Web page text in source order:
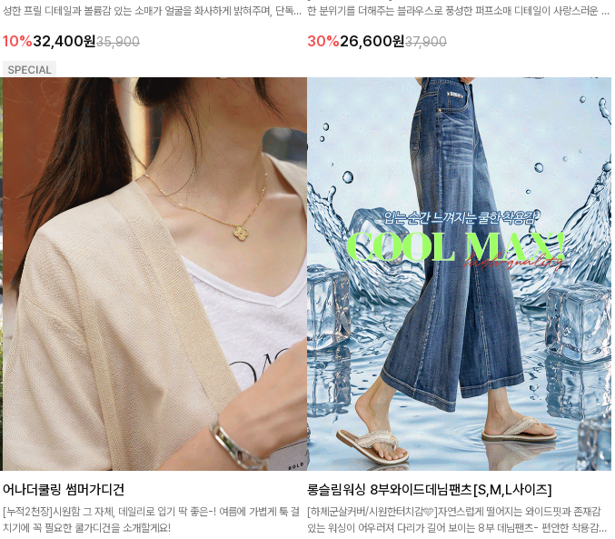
성한 프릴 디테일과 볼륨감 있는 소매가 얼굴을 화사하게 밝혀주며, 단독만
10%32,400원35,900
한 분위기를 더해주는 블라우스로 풍성한 퍼프소매 디테일이 사랑스러운 무
30%26,600원37,900
어나더쿨링 썸머가디건
[누적2천장]시원함 그 자체, 데일리로 입기 딱 좋은-! 여름에 가볍게 툭 걸
치기에 꼭 필요한 쿨가디건을 소개할게요!
롱슬림워싱 8부와이드데님팬츠[S,M,L사이즈]
[하체군살커버/시원한터치감🩵]자연스럽게 떨어지는 와이드핏과 존재감
있는 워싱이 어우러져 다리가 길어 보이는 8부 데님팬츠- 편안한 착용감으